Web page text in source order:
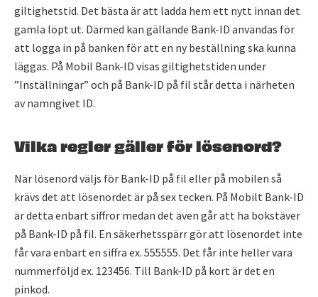
giltighetstid. Det bästa är att ladda hem ett nytt innan det
gamla löpt ut. Därmed kan gällande Bank-ID användas för
att logga in på banken för att en ny beställning ska kunna
läggas. På Mobil Bank-ID visas giltighetstiden under
”Inställningar” och på Bank-ID på fil står detta i närheten
av namngivet ID.
Vilka regler gäller för lösenord?
När lösenord väljs för Bank-ID på fil eller på mobilen så
krävs det att lösenordet är på sex tecken. På Mobilt Bank-ID
är detta enbart siffror medan det även går att ha bokstäver
på Bank-ID på fil. En säkerhetsspärr gör att lösenordet inte
får vara enbart en siffra ex. 555555. Det får inte heller vara
nummerföljd ex. 123456. Till Bank-ID på kort är det en
pinkod.